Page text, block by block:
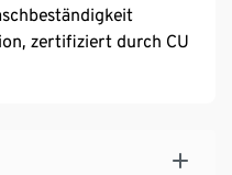
zertifiziert durch CU